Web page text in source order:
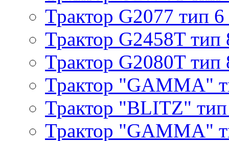
Трактор G2077 тип 6
Трактор G2458T тип
Трактор G2080T тип
Трактор "GAMMA"
Трактор "BLITZ"
Трактор "GAMMA"